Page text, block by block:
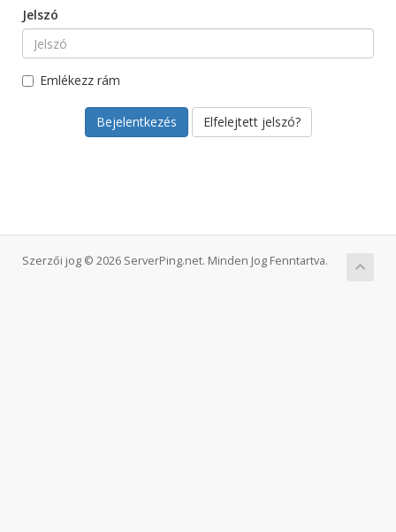
Jelszó
Emlékezz rám
Elfelejtett jelszó?
Szerzői jog © 2026 ServerPing.net. Minden Jog Fenntartva.